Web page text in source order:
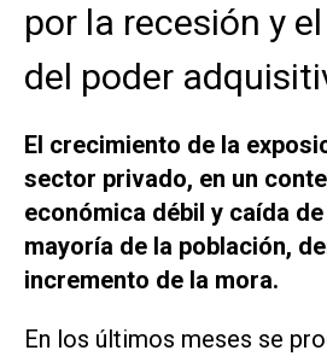
por la recesión y
del poder
El crecimiento de la
sector privado, en un
económica débil y caída
mayoría de la población,
incremento de la mora.
En los últimos meses se